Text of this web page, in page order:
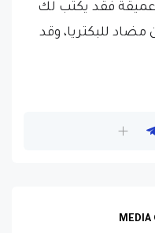
عميقة فقد يكتب لك
للبكتريا، وقد
MEDIA